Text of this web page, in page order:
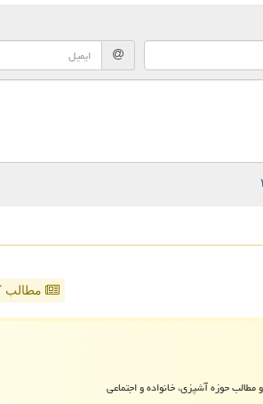
مطالب
حوزه آشپزی، خانواده و اجتماعی